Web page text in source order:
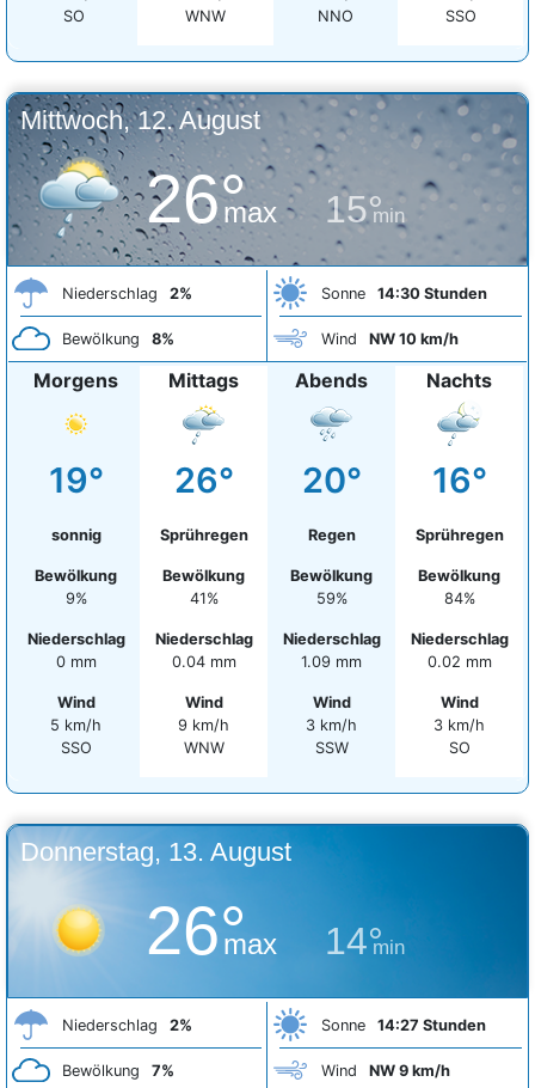
SO
WNW
NNO
SSO
Mittwoch, 12. August
26°
max 15°
min
Niederschlag 2%
Bewölkung 8%
Sonne 14:30 Stunden
Wind NW 10 km/h
Morgens
19°
sonnig
Bewölkung
9%
Niederschlag
0 mm
Wind
5 km/h
SSO
Mittags
26°
Sprühregen
Bewölkung
41%
Niederschlag
0.04 mm
Wind
9 km/h
WNW
Abends
20°
Regen
Bewölkung
59%
Niederschlag
1.09 mm
Wind
3 km/h
SSW
Nachts
16°
Sprühregen
Bewölkung
84%
Niederschlag
0.02 mm
Wind
3 km/h
SO
Donnerstag, 13. August
26°
max 14°
min
Niederschlag 2%
Bewölkung 7%
Sonne 14:27 Stunden
Wind NW 9 km/h